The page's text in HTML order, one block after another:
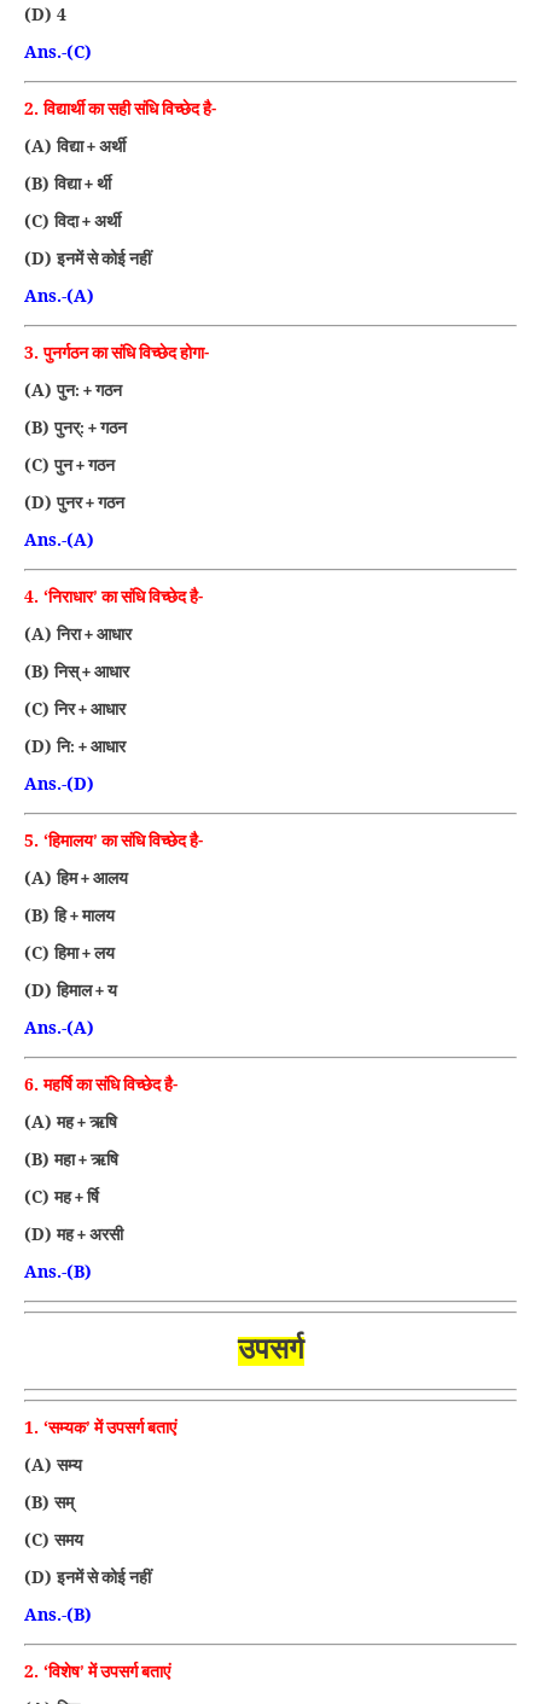
(D) 4
Ans.-(C)
2.विद्यार्थी का सही संधि विच्छेद है-
(A)विद्या + अर्थी
(B)विद्या + र्थी
(C)विदा + अर्थी
(D)इनमें से कोई नहीं
Ans.-(A)
3.पुनर्गठन का संधि विच्छेद होगा-
(A)पुन: + गठन
(B)पुनर्: + गठन
(C)पुन + गठन
(D)पुनर + गठन
Ans.-(A)
4. ‘निराधार’ का संधि विच्छेद है-
(A)निरा + आधार
(B)निस् + आधार
(C)निर + आधार
(D)नि: + आधार
Ans.-(D)
5. ‘हिमालय’ का संधि विच्छेद है-
(A)हिम + आलय
(B)हि + मालय
(C)हिमा + लय
(D)हिमाल + य
Ans.-(A)
6.महर्षि का संधि विच्छेद है-
(A)मह + ऋषि
(B)महा + ऋषि
(C)मह + र्षि
(D)मह + अरसी
Ans.-(B)
उपसर्ग
1. ‘सम्यक’ में उपसर्ग बताएं
(A)सम्य
(B)सम्
(C)समय
(D)इनमें से कोई नहीं
Ans.-(B)
2. ‘विशेष’ में उपसर्ग बताएं